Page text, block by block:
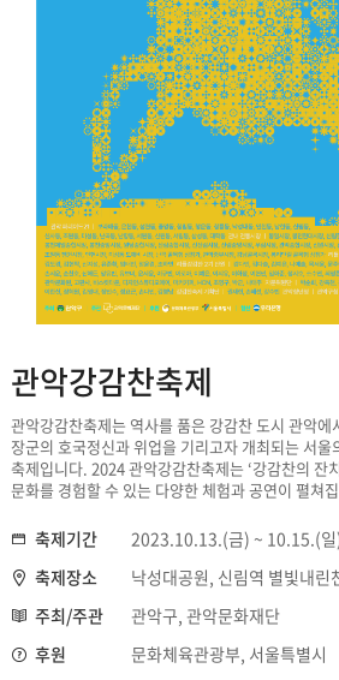
관악강감찬축제
관악강감찬축제는 역사를 품은 강감찬 도시 관악
장군의 호국정신과 위업을 기리고자 개최되는 서울
축제입니다. 2024 관악강감찬축제는 ‘강감찬의 잔
문화를 경험할 수 있는 다양한 체험과 공연이 펼쳐
축제기간
2023.10.13.(금) ~ 10.15.(
축제장소
낙성대공원, 신림역 별빛내린
주최/주관
관악구, 관악문화재단
후원
문화체육관광부, 서울특별시